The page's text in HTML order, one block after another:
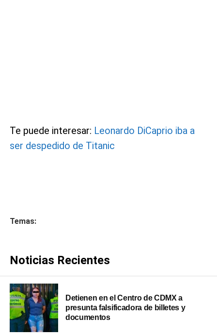
Te puede interesar: Leonardo DiCaprio iba a
ser despedido de Titanic
Temas:
Noticias Recientes
Detienen en el Centro de CDMX a
presunta falsificadora de billetes y
documentos